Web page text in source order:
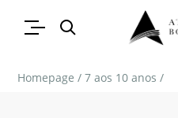
Homepage / 7 aos 10 anos /